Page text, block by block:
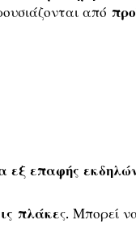
από
εξ επαφής
πλάκες. Μπορεί